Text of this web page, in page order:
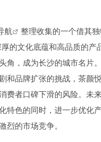
航
整理收集的一个借其独
的文化底蕴和高品质的产
角，成为长沙的城市名片
和品牌扩张的挑战，茶颜
费者口碑下滑的风险。未
特色的同时，进一步优化
烈的市场竞争。